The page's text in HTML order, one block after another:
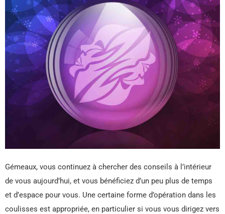
Gémeaux, vous continuez à chercher des conseils à l’intérieur
de vous aujourd’hui, et vous bénéficiez d’un peu plus de temps
et d’espace pour vous. Une certaine forme d’opération dans les
coulisses est appropriée, en particulier si vous vous dirigez vers